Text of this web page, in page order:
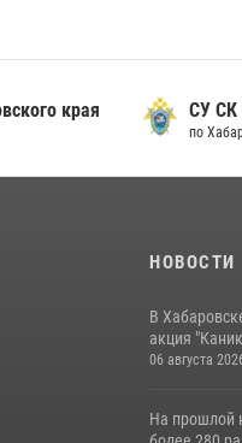
края СУ
по
НОВОСТИ
В
акция
06 августа
На прошлой